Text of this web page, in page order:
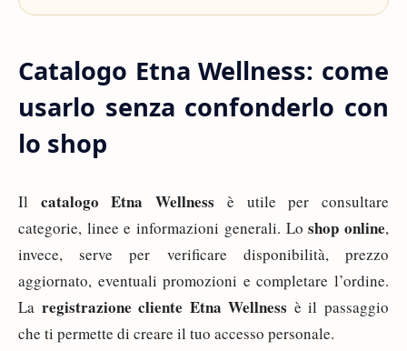
Catalogo Etna Wellness: come
usarlo senza confonderlo con
lo shop
Il catalogo Etna Wellness è utile per consultare
categorie, linee e informazioni generali. Loshop online,
invece, serve per verificare disponibilità, prezzo
aggiornato, eventuali promozioni e completare l’ordine.
La registrazione cliente Etna Wellness è il passaggio
che ti permette di creare il tuo accesso personale.